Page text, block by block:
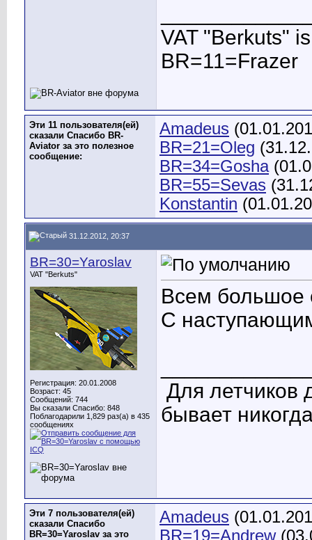
VAT "Berkuts"
BR=11=Frazer
Эти 11 пользователя(ей)
сказали Спасибо BR-
Aviator за это полезное
сообщение:
Amadeus
BR=21=Oleg
BR=34=Gosha
BR=55=Sevas
Konstantin
31.12.2012, 20:37
BR=30=Yaroslav
VAT "Berkuts"
Регистрация: 20.01.2008
Возраст: 45
Сообщений: 744
Вы сказали Спасибо: 848
Поблагодарили 1,829 раз(а) в 435
сообщениях
Всем большое
С
Для летчиков
бывает
Эти 7 пользователя(ей)
сказали Спасибо
BR=30=Yaroslav за это
Amadeus
BR=19=Andrew